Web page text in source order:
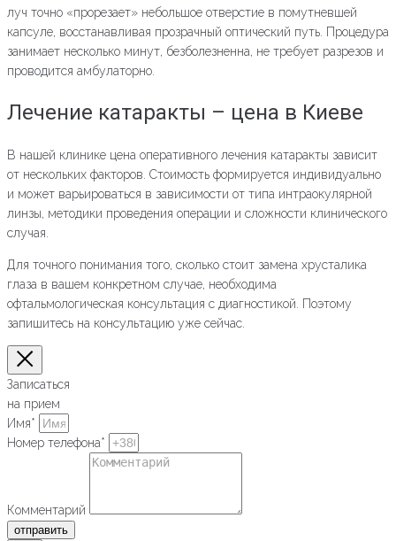
луч точно «прорезает» небольшое отверстие в помутневшей
капсуле, восстанавливая прозрачный оптический путь. Процедура
занимает несколько минут, безболезненна, не требует разрезов и
проводится амбулаторно.
Лечение катаракты – цена в Киеве
В нашей клинике цена оперативного лечения катаракты зависит
от нескольких факторов. Стоимость формируется индивидуально
и может варьироваться в зависимости от типа интраокулярной
линзы, методики проведения операции и сложности клинического
случая.
Для точного понимания того, сколько стоит замена хрусталика
глаза в вашем конкретном случае, необходима
офтальмологическая консультация с диагностикой. Поэтому
запишитесь на консультацию уже сейчас.
Записаться
на прием
Имя*
Номер телефона*
Комментарий
отправить